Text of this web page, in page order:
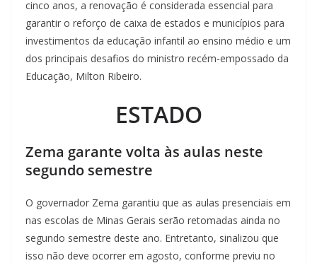
cinco anos, a renovação é considerada essencial para
garantir o reforço de caixa de estados e municípios para
investimentos da educação infantil ao ensino médio e um
dos principais desafios do ministro recém-empossado da
Educação, Milton Ribeiro.
ESTADO
Zema garante volta às aulas neste
segundo semestre
O governador Zema garantiu que as aulas presenciais em
nas escolas de Minas Gerais serão retomadas ainda no
segundo semestre deste ano. Entretanto, sinalizou que
isso não deve ocorrer em agosto, conforme previu no